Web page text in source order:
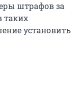
штрафов за
таких
установить